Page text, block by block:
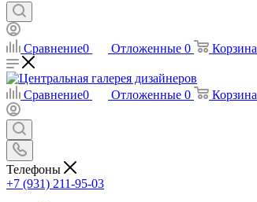
Сравнение0 Отложенные 0 Корзина
Сравнение0 Отложенные 0 Корзина
Телефоны
+7 (931) 211-95-03